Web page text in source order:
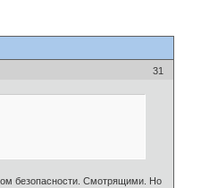
31
безопасности. Смотрящими. Но